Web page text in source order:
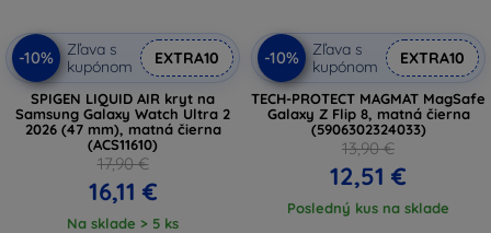
-10%
Zľava s
kupónom
EXTRA10
SPIGEN LIQUID AIR kryt na
Samsung Galaxy Watch Ultra 2
2026 (47 mm), matná čierna
(ACS11610)
17,90 €
16,11 €
Na sklade > 5 ks
-10%
Zľava s
kupónom
EXTRA10
TECH-PROTECT MAGMAT MagSafe
Galaxy Z Flip 8, matná čierna
(5906302324033)
13,90 €
12,51 €
Posledný kus na sklade